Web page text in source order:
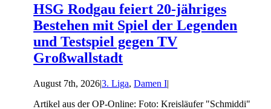
HSG Rodgau feiert 20-jähriges
Bestehen mit Spiel der Legenden
und Testspiel gegen TV
Großwallstadt
August 7th, 2026|3. Liga,Damen I|
Artikel aus der OP-Online: Foto: Kreisläufer "Schmiddi"